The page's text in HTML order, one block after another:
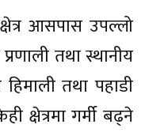
आसपास उपल्लो
तथा स्थानीय
तथा पहाडी
क्षेत्रमा गर्मी बढ्ने